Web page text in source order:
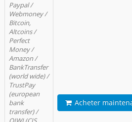
Paypal /
Webmoney /
Bitcoin,
Altcoins /
Perfect
Money /
Amazon /
BankTransfer
(world wide) /
TrustPay
(european
bank
transfer) /
Acheter